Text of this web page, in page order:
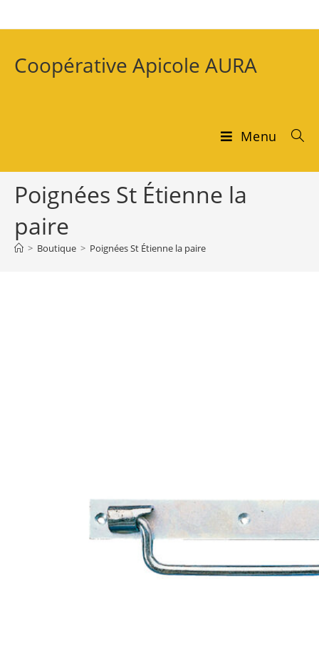
Coopérative Apicole AURA
Menu
Poignées St Étienne la
paire
> Boutique > Poignées St Étienne la paire